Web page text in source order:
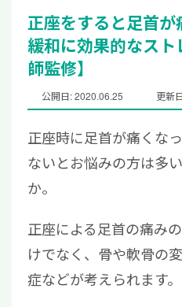
正座をすると足首
緩和に効果的なス
師監修】
公開日: 2020.06.25 更新
正座時に足首が痛くな
ないとお悩みの方は多
か。
正座による足首の痛み
けでなく、骨や軟骨の
症などが考えられます。